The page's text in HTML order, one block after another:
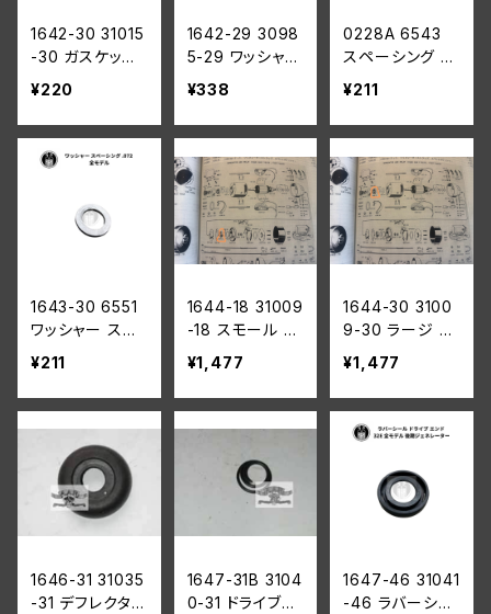
1642-30 31015
-30 ガスケット
アマチュア ベア
グ ハーレーダビ
ッドソン 全モデ
ル
¥220
1642-29 3098
5-29 ワッシャー
ベークライト ハ
ン 1930-45年
¥338
0228A 6543
スペーシング ワ
ッシャー .025
ドソン 全モデル
¥211
1643-30 6551
ワッシャー スペ
ーシング .072
ドソン 全モデル
¥211
1644-18 31009
-18 スモール ベ
アリング
¥1,477
1644-30 3100
9-30 ラージ ベ
アリング
¥1,477
1646-31 31035
-31 デフレクタ
1647-31B 3104
0-31 ドライブエ
1647-46 31041
-46 ラバーシー